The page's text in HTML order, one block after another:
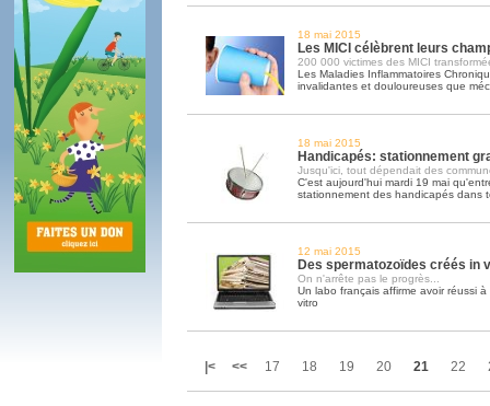
18 mai 2015
Les MICI célèbrent leurs
200 000 victimes des MICI
Les Maladies Inflammatoires
invalidantes et douloureuses que
18 mai 2015
Handicapés: stationnement
Jusqu'ici, tout dépendait des
C'est aujourd'hui mardi 19 mai
stationnement des handicapés dans
12 mai 2015
Des spermatozoïdes créés in
On n'arrête pas le progrès...
Un labo français affirme avoir réussi
vitro
|< << 17 18 19 20 21 22